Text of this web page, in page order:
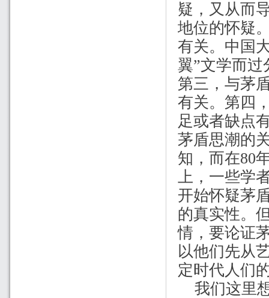
疑，又从而
地位的怀疑
有关。中国
翼”文学而
第三，与茅
有关。第四
足或者缺点
茅盾思潮的
知，而在80
上，一些学
开始怀疑茅
的真实性。
情，要论证
以他们先从
定时代人们
我们这里